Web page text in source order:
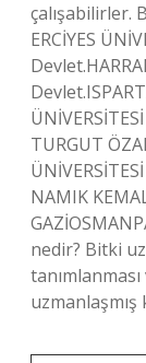
çalışabilirler.
ERCİYES
TURGUT
NAMIK
nedir? Bitki